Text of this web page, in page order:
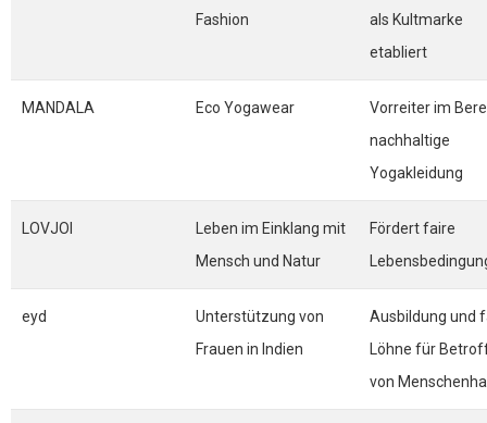
Fashion
als Kultmarke
etabliert
MANDALA Eco Yogawear
Vorreiter im
nachhaltige
Yogakleidung
LOVJOI
Leben im Einklang mit
Mensch und Natur
Fördert faire
eyd
Unterstützung von
Frauen in Indien
Ausbildung und
Löhne für
von